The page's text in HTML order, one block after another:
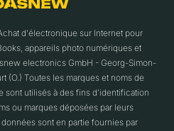
d'électronique sur Internet pour
appareils photo numériques et
electronics GmbH - Georg-Simon-
(O.) Toutes les marques et noms de
sont utilisés à des fins d'identification
ou marques déposées par leurs
sont en partie fournies par